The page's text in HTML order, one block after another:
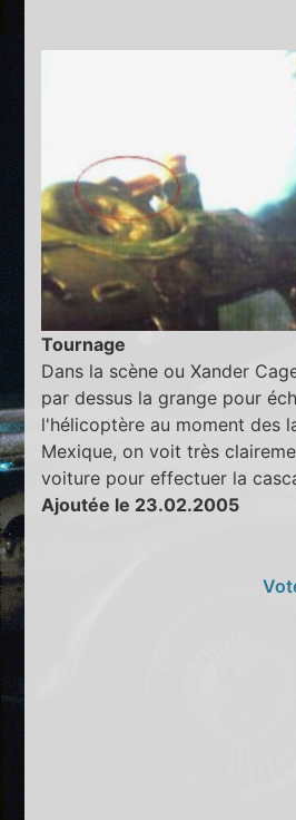
Tournage
Dans la scène ou Xander
par dessus la grange pour
l'hélicoptère au moment des
Mexique, on voit très
voiture pour effectuer la
Ajoutée le 23.02.2005